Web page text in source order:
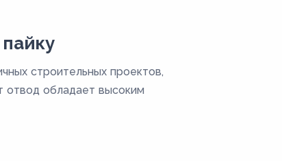
строительных проектов,
отвод обладает высоким